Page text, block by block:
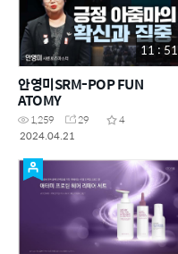
11 : 51
안영미SRM-POP FUN
ATOMY
1,259 29
4
2024.04.21